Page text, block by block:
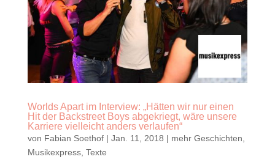
Worlds Apart im Interview: „Hätten wir nur einen
Hit der Backstreet Boys abgekriegt, wäre unsere
Karriere vielleicht anders verlaufen“
von Fabian Soethof| Jan. 11, 2018 | mehr Geschichten
Musikexpress, Texte